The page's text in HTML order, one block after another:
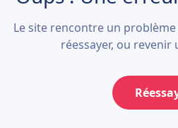
Le site rencontre un
réessayer, ou revenir